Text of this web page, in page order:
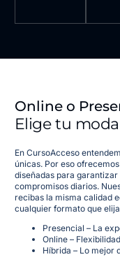
Online o
Elige tu
En CursoAcceso
únicas. Por eso
diseñadas para
compromisos diarios.
recibas la misma calidad
cualquier formato que
Presencial – La
Online –
Híbrida – Lo mejor